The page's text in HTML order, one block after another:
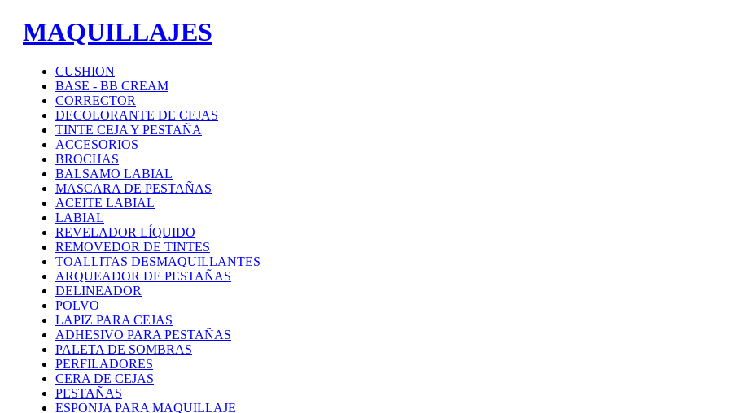
MAQUILLAJES
CUSHION
BASE - BB CREAM
CORRECTOR
DECOLORANTE DE CEJAS
TINTE CEJA Y PESTAÑA
ACCESORIOS
BROCHAS
BALSAMO LABIAL
MASCARA DE PESTAÑAS
ACEITE LABIAL
LABIAL
REVELADOR LÍQUIDO
REMOVEDOR DE TINTES
TOALLITAS DESMAQUILLANTES
ARQUEADOR DE PESTAÑAS
DELINEADOR
POLVO
LAPIZ PARA CEJAS
ADHESIVO PARA PESTAÑAS
PALETA DE SOMBRAS
PERFILADORES
CERA DE CEJAS
PESTAÑAS
ESPONJA PARA MAQUILLAJE